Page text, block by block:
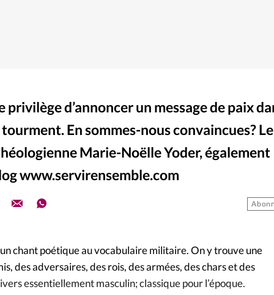
privilège d’annoncer un message de paix
En sommes-nous convaincues? Le
Marie-Noëlle Yoder, également
www.servirensemble.com
chant poétique au vocabulaire militaire. On y trouve une
des adversaires, des rois, des armées, des chars et des
essentiellement masculin; classique pour l’époque.